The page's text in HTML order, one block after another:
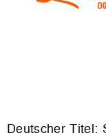
Deutscher Titel: